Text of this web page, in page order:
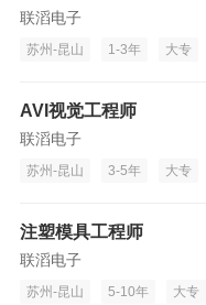
联滔电子
苏州-昆山 1-3年 大专
AVI视觉工程师
联滔电子
苏州-昆山 3-5年 大专
注塑模具工程师
联滔电子
苏州-昆山 5-10年 大专